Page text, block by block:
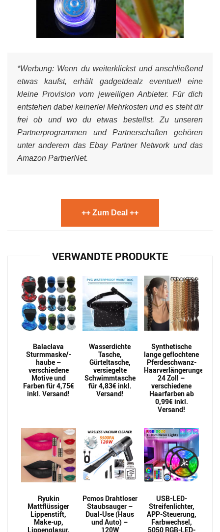
*Werbung: Wenn du weiterklickst und anschließend
etwas kaufst, erhält gadgetdealz eventuell eine
kleine Provision vom jeweiligen Anbieter. Für dich
entstehen dabei keinerlei Mehrkosten und es steht dir
frei ob und wo du etwas bestellst. Zu unseren
Partnerprogrammen und Partnerschaften gehören
unter anderem das Ebay Partner Network und das
Amazon PartnerNet.
++ Zum Deal ++
VERWANDTE PRODUKTE
Balaclava
Sturmmaske/-
haube –
verschiedene
Motive und
Farben für 4,75€
inkl. Versand!
Wasserdichte
Tasche,
Gürteltasche,
versiegelte
Schwimmtasche
für 4,83€ inkl.
Versand!
Synthetische
lange geflochtene
Pferdeschwanz-
Haarverlängerungen
24 Zoll –
verschiedene
Haarfarben ab
0,99€ inkl.
Versand!
Ryukin
Mattflüssiger
Lippenstift,
Make-up,
Lippenglasur,
Pcmos Drahtloser
Staubsauger –
Dual-Use (Haus
und Auto) –
120W
USB-LED-
Streifenlichter,
APP-Steuerung,
Farbwechsel,
5050 RGB-LED-